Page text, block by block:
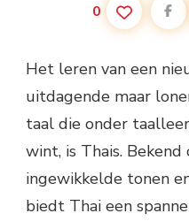
0
Het leren van een
uitdagende maar
taal die onder
wint, is Thais.
ingewikkelde tonen
biedt Thai een